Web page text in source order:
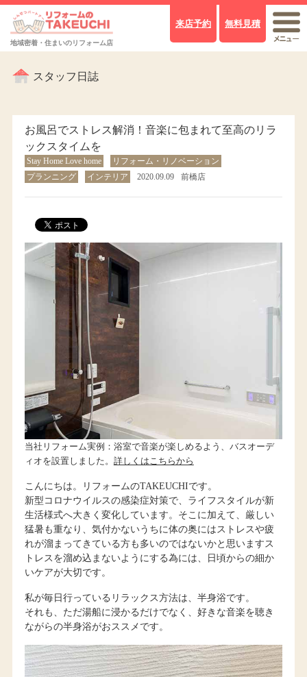
地域密着・住まいのリフォーム店
来店予約 無料見積
スタッフ日誌
お風呂でストレス解消！音楽に包まれて至高のリラ
ックスタイムを
Stay Home Love home
リフォーム・リノベーション
プランニング
インテリア 2020.09.09 前橋店
当社リフォーム実例：浴室で音楽が楽しめるよう、バスオーデ
ィオを設置しました。 詳しくはこちらから
こんにちは。リフォームのTAKEUCHIです。
新型コロナウイルスの感染症対策で、ライフスタイルが新
生活様式へ大きく変化しています。そこに加えて、厳しい
猛暑も重なり、気付かないうちに体の奥にはストレスや疲
れが溜まってきている方も多いのではないかと思いますス
トレスを溜め込まないようにする為には、日頃からの細か
いケアが大切です。
私が毎日行っているリラックス方法は、半身浴です。
それも、ただ湯船に浸かるだけでなく、好きな音楽を聴き
ながらの半身浴がおススメです。